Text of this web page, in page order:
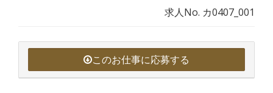
求人No. カ0407_001
このお仕事に応募する